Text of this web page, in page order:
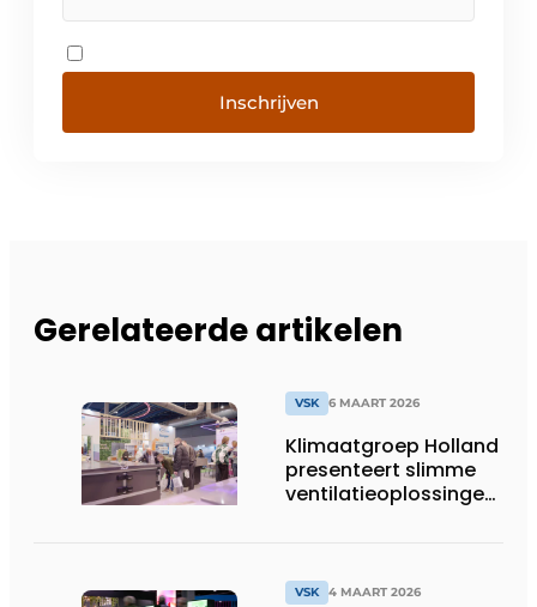
Inschrijven
Gerelateerde artikelen
VSK 6 MAART 2026
Klimaatgroep Holland
presenteert slimme
ventilatieoplossingen
VSK 4 MAART 2026